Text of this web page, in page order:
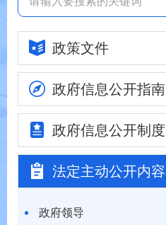
政策文件
政府信息公开指南
政府信息公开制度
法定主动公开内容
政府领导